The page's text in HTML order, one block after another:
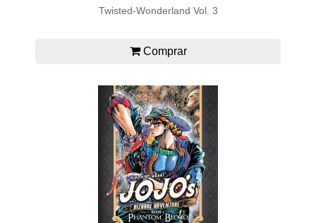
Twisted-Wonderland Vol. 3
Comprar